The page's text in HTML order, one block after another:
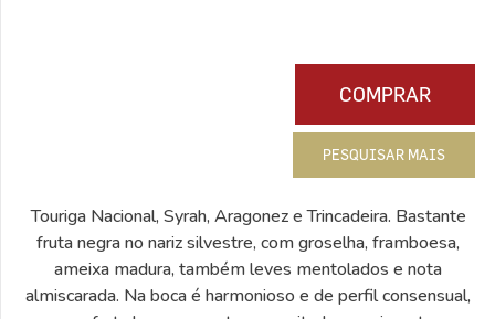
COMPRAR
PESQUISAR MAIS
Touriga Nacional, Syrah, Aragonez e Trincadeira. Bastante
fruta negra no nariz silvestre, com groselha, framboesa,
ameixa madura, também leves mentolados e nota
almiscarada. Na boca é harmonioso e de perfil consensual,